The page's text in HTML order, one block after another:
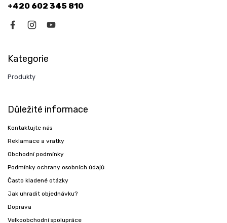
+420 602 345 810
Kategorie
Produkty
Důležité informace
Kontaktujte nás
Reklamace a vratky
Obchodní podmínky
Podmínky ochrany osobních údajů
Často kladené otázky
Jak uhradit objednávku?
Doprava
Velkoobchodní spolupráce